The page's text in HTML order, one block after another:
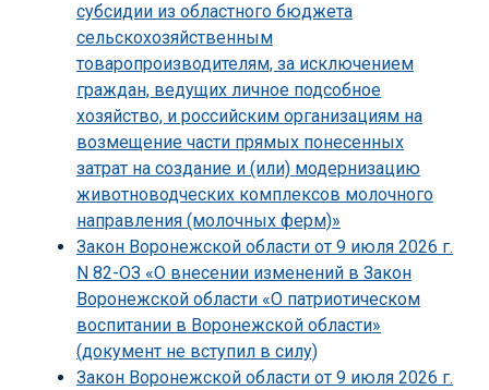
субсидии из областного бюджета
сельскохозяйственным
товаропроизводителям, за исключением
граждан, ведущих личное подсобное
хозяйство, и российским организациям на
возмещение части прямых понесенных
затрат на создание и (или) модернизацию
животноводческих комплексов молочного
направления (молочных ферм)»
Закон Воронежской области от 9 июля 2026 г.
N 82-ОЗ «О внесении изменений в Закон
Воронежской области «О патриотическом
воспитании в Воронежской области»
(документ не вступил в силу)
Закон Воронежской области от 9 июля 2026 г.